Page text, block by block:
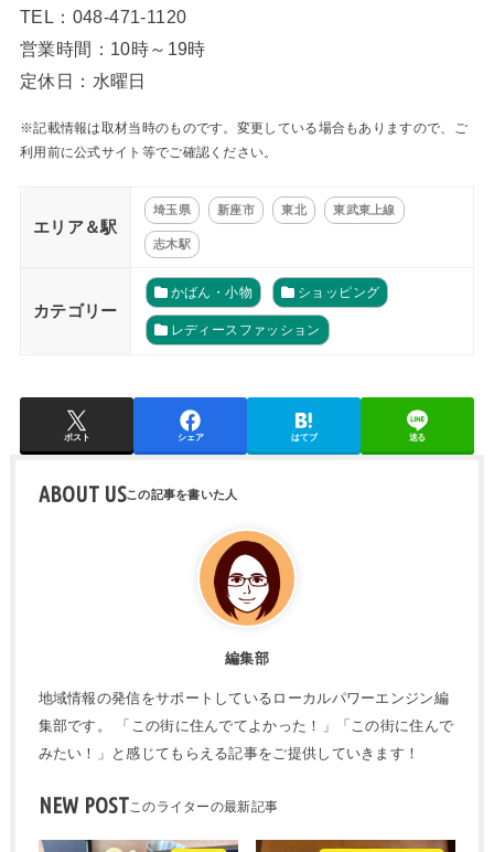
TEL：048-471-1120
営業時間：10時～19時
定休日：水曜日
※記載情報は取材当時のものです。変更している場合もありますので、ご
利用前に公式サイト等でご確認ください。
エリア＆駅
埼玉県 新座市 東北 東武東上線
志木駅
カテゴリー
かばん・小物 ショッピング
レディースファッション
ポスト シェア はてブ 送る
ABOUT US
編集部
地域情報の発信をサポートしているローカルパワーエンジン編
集部です。 「この街に住んでてよかった！」「この街に住んで
みたい！」と感じてもらえる記事をご提供していきます！
NEW POST